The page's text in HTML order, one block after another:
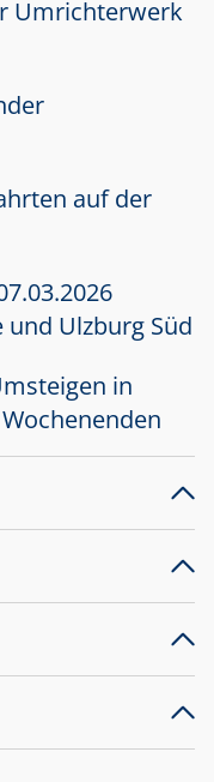
Umrichterwerk
auf der
Ulzburg Süd
in
am
Bahnstraße in
den